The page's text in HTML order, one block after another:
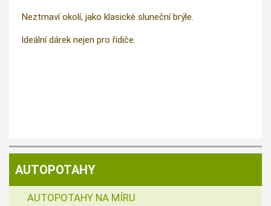
Neztmaví okolí, jako klasické sluneční brýle.
Ideální dárek nejen pro řidiče.
AUTOPOTAHY
AUTOPOTAHY NA MÍRU